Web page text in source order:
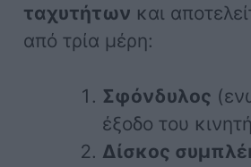
ταχυτήτων και
από τρία μέρη:
Σφόνδυλος
έξοδο του
Δίσκος